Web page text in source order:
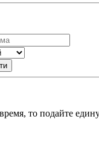
то подайте